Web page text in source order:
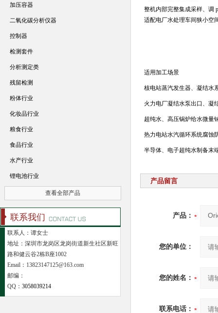
整机内部完整集成采样、调
适配电厂水处理车间狭小空
适用加工场景
核电站蒸汽发生器、凝结水
火力电厂凝结水泵出口、凝
超纯水、高压锅炉给水微量
热力电站水汽循环系统腐蚀
半导体、电子超纯水制备末
产品留言
产品：
您的单位：
您的姓名：
联系电话：
加压容器
二氧化碳分析仪器
控制器
检测套件
分析测定类
残留检测
粉体行业
化妆品行业
粮食行业
食品行业
水产行业
锂电池行业
查看全部产品
联系我们
联系人：谭女士
地址：深圳市龙岗区龙岗街道新生社区新旺
路和健云谷2栋B座1002
Email：13823147125@163.com
邮编：
QQ： 3058039214